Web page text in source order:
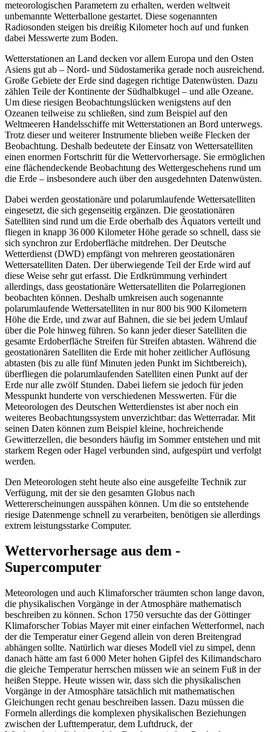
meteorologischen Parametern zu erhalten, werden weltweit
unbemannte Wetterballone gestartet. Diese sogenannten
Radiosonden steigen bis dreißig Kilometer hoch auf und funken
dabei Messwerte zum Boden.
Wetterstationen an Land decken vor allem Europa und den Osten
Asiens gut ab – Nord- und Südostamerika gerade noch ausreichend.
Große Gebiete der Erde sind dagegen richtige Datenwüsten. Dazu
zählen Teile der Kontinente der Südhalbkugel – und alle Ozeane.
Um diese riesigen Beobachtungslücken wenigstens auf den
Ozeanen teilweise zu schließen, sind zum Beispiel auf den
Weltmeeren Handelsschiffe mit Wetterstationen an Bord unterwegs.
Trotz dieser und weiterer Instrumente blieben weiße Flecken der
Beobachtung. Deshalb bedeutete der Einsatz von Wettersatelliten
einen enormen Fortschritt für die Wettervorhersage. Sie ermöglichen
eine flächendeckende Beobachtung des Wettergeschehens rund um
die Erde – insbesondere auch über den ausgedehnten Datenwüsten.
Dabei werden geostationäre und polarumlaufende Wettersatelliten
eingesetzt, die sich gegenseitig ergänzen. Die geostationären
Satelliten sind rund um die Erde oberhalb des Äquators verteilt und
fliegen in knapp 36 000 Kilometer Höhe gerade so schnell, dass sie
sich synchron zur Erdoberfläche mitdrehen. Der Deutsche
Wetterdienst (DWD) empfängt von mehreren geostationären
Wettersatelliten Daten. Der überwiegende Teil der Erde wird auf
diese Weise sehr gut erfasst. Die Erdkrümmung verhindert
allerdings, dass geostationäre Wettersatelliten die Polarregionen
beobachten können. Deshalb umkreisen auch sogenannte
polarumlaufende Wettersatelliten in nur 800 bis 900 Kilometern
Höhe die Erde, und zwar auf Bahnen, die sie bei jedem Umlauf
über die Pole hinweg führen. So kann jeder dieser Satelliten die
gesamte Erdoberfläche Streifen für Streifen abtasten. Während die
geostationären Satelliten die Erde mit hoher zeitlicher Auflösung
abtasten (bis zu alle fünf Minuten jeden Punkt im Sichtbereich),
überfliegen die polarumlaufenden Satelliten einen Punkt auf der
Erde nur alle zwölf Stunden. Dabei liefern sie jedoch für jeden
Messpunkt hunderte von verschiedenen Messwerten. Für die
Meteorologen des Deutschen Wetterdienstes ist aber noch ein
weiteres Beobachtungssystem unverzichtbar: das Wetterradar. Mit
seinen Daten können zum Beispiel kleine, hochreichende
Gewitterzellen, die besonders häufig im Sommer entstehen und mit
starkem Regen oder Hagel verbunden sind, aufgespürt und verfolgt
werden.
Den Meteorologen steht heute also eine ausgefeilte Technik zur
Verfügung, mit der sie den gesamten Globus nach
Wettererscheinungen ausspähen können. Um die so entstehende
riesige Datenmenge schnell zu verarbeiten, benötigen sie allerdings
extrem leistungsstarke Computer.
Wettervorhersage aus dem ­
Supercomputer
Meteorologen und auch Klimaforscher träumten schon lange davon,
die physikalischen Vorgänge in der Atmosphäre mathematisch
beschreiben zu können. Schon 1750 versuchte das der Göttinger
Klimaforscher Tobias Mayer mit einer einfachen Wetterformel, nach
der die Temperatur einer Gegend allein von deren Breitengrad
abhängen sollte. Natürlich war dieses Modell viel zu simpel, denn
danach hätte am fast 6 000 Meter hohen Gipfel des Kilimandscharo
die gleiche Temperatur herrschen müssen wie an seinem Fuß in der
heißen Steppe. Heute wissen wir, dass sich die physikalischen
Vorgänge in der Atmosphäre tatsächlich mit mathematischen
Gleichungen recht genau beschreiben lassen. Dazu müssen die
Formeln allerdings die komplexen physikalischen Beziehungen
zwischen der Lufttemperatur, dem Luftdruck, der